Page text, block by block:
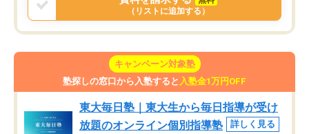
（リストに追加する）
キャンペーン対象塾
塾探しの窓口から入塾すると 入塾金1万円OFF
東大毎日塾｜東大生から毎日指導が受け
放題のオンライン個別指導塾
詳しく見る